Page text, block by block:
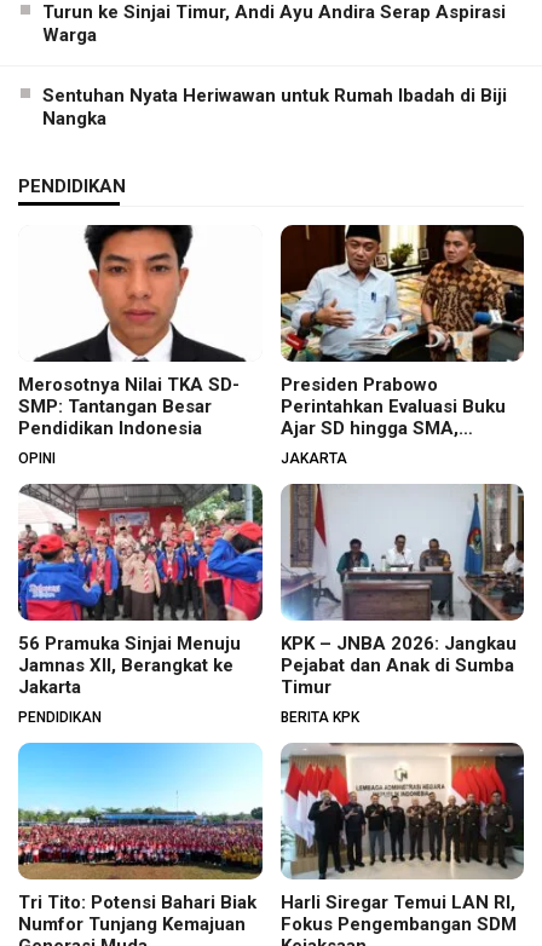
Turun ke Sinjai Timur, Andi Ayu Andira Serap Aspirasi
Warga
Sentuhan Nyata Heriwawan untuk Rumah Ibadah di Biji
Nangka
PENDIDIKAN
Merosotnya Nilai TKA SD-
SMP: Tantangan Besar
Pendidikan Indonesia
OPINI
Presiden Prabowo
Perintahkan Evaluasi Buku
Ajar SD hingga SMA,
Budaya Membaca Digenjot
JAKARTA
56 Pramuka Sinjai Menuju
Jamnas XII, Berangkat ke
Jakarta
PENDIDIKAN
KPK – JNBA 2026: Jangkau
Pejabat dan Anak di Sumba
Timur
BERITA KPK
Tri Tito: Potensi Bahari Biak
Numfor Tunjang Kemajuan
Harli Siregar Temui LAN RI,
Fokus Pengembangan SDM